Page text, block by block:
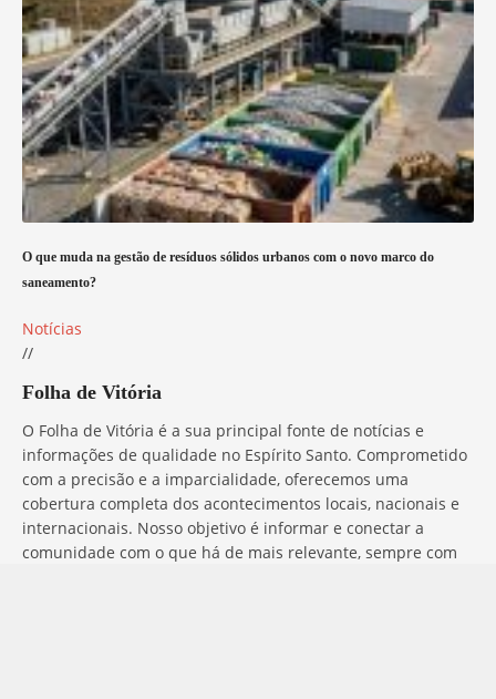
O que muda na gestão de resíduos sólidos urbanos com o novo marco do
saneamento?
Notícias
//
Folha de Vitória
O Folha de Vitória é a sua principal fonte de notícias e
informações de qualidade no Espírito Santo. Comprometido
com a precisão e a imparcialidade, oferecemos uma
cobertura completa dos acontecimentos locais, nacionais e
internacionais. Nosso objetivo é informar e conectar a
comunidade com o que há de mais relevante, sempre com